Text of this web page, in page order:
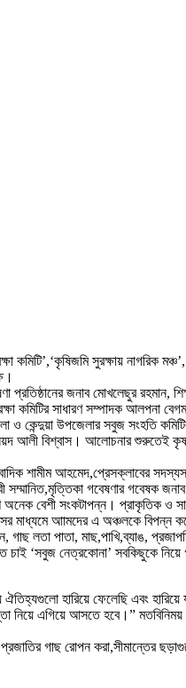
কমিটি’,‘কৃষিজমি সুরক্ষায় নাগরিক
জনাব মোখলেছুর রহমান,
কমিটির সাধারণ সম্পাদক আলপনা
ও কেন্দুয়া উপজেলার সবুজ সংহতি
আলী বিশ্বাস। আলোচনার শুরুতেই
শামীম আহমেদ,প্রেসক্লাবের
গবেষণার গবেষক
অনেক বেশী সংকটাপন্ন। প্রাকৃতিক ও
মাধ্যমে আামদের এ অঞ্চলকে
গাছ লতা পাতা, মাছ,পাখি,ব্যাঙ,
চাই ‘সবুজ নেত্রকোনা’ সবকিছুকে
হারিয়ে ফেলেছি এবং হারিয়ে
এগিয়ে আসতে হবে।” মতবিনিময়
গাছ রোপন করা,সীমান্তের